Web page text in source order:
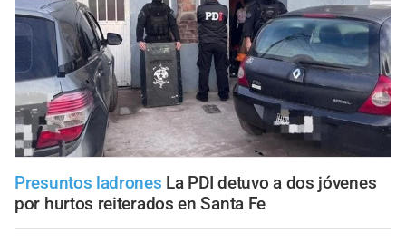
Presuntos ladrones La PDI detuvo a dos jóvenes
por hurtos reiterados en Santa Fe